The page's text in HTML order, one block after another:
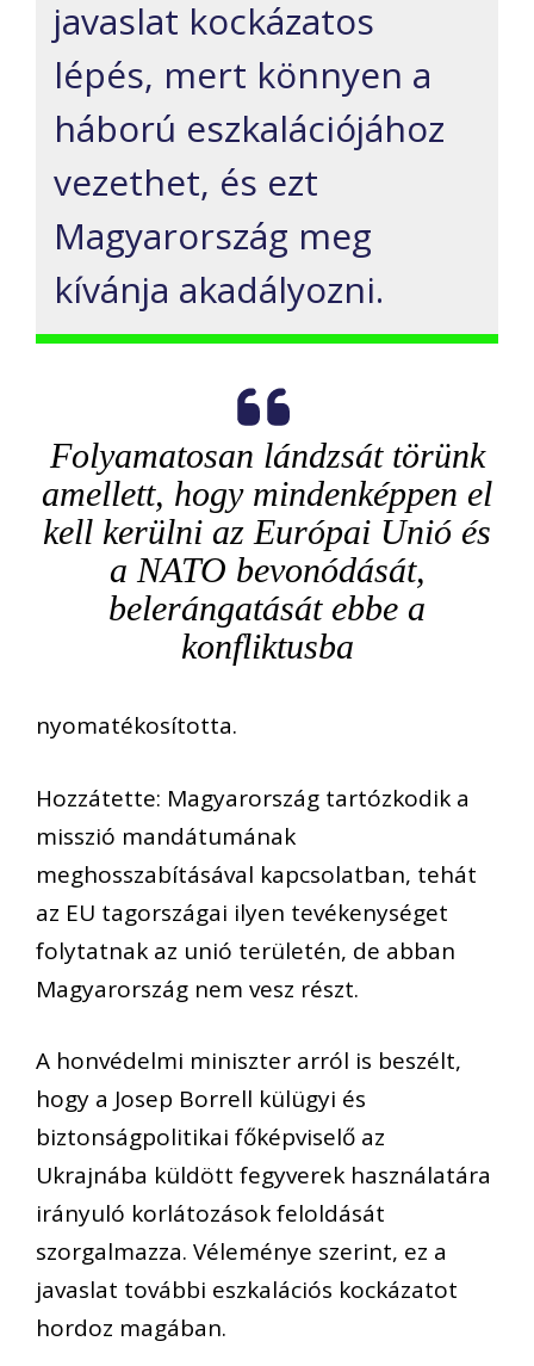
javaslat kockázatos
lépés, mert könnyen a
háború eszkalációjához
vezethet, és ezt
Magyarország meg
kívánja akadályozni.
Folyamatosan lándzsát törünk
amellett, hogy mindenképpen el
kell kerülni az Európai Unió és
a NATO bevonódását,
belerángatását ebbe a
konfliktusba
nyomatékosította.
Hozzátette: Magyarország tartózkodik a
misszió mandátumának
meghosszabításával kapcsolatban, tehát
az EU tagországai ilyen tevékenységet
folytatnak az unió területén, de abban
Magyarország nem vesz részt.
A honvédelmi miniszter arról is beszélt,
hogy a Josep Borrell külügyi és
biztonságpolitikai főképviselő az
Ukrajnába küldött fegyverek használatára
irányuló korlátozások feloldását
szorgalmazza. Véleménye szerint, ez a
javaslat további eszkalációs kockázatot
hordoz magában.